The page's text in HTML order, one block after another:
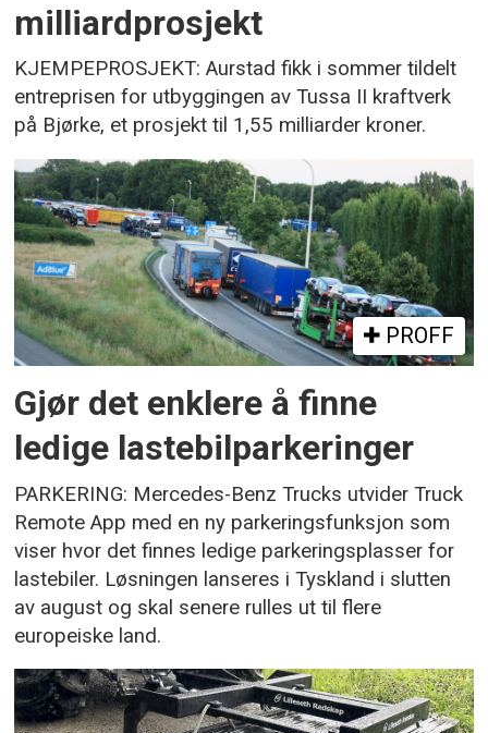
milliardprosjekt
KJEMPEPROSJEKT: Aurstad fikk i sommer tildelt
entreprisen for utbyggingen av Tussa II kraftverk
på Bjørke, et prosjekt til 1,55 milliarder kroner.
PROFF
Gjør det enklere å finne
ledige lastebilparkeringer
PARKERING: Mercedes-Benz Trucks utvider Truck
Remote App med en ny parkeringsfunksjon som
viser hvor det finnes ledige parkeringsplasser for
lastebiler. Løsningen lanseres i Tyskland i slutten
av august og skal senere rulles ut til flere
europeiske land.